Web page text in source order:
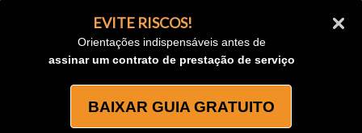
EVITE RISCOS!
Orientações indispensáveis antes de
assinar um contrato de prestação de serviço
BAIXAR GUIA GRATUITO